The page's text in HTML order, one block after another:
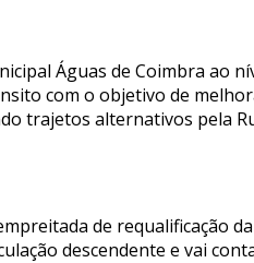
Águas de Coimbra ao
com o objetivo de
trajetos alternativos pela
de requalificação
descendente e vai